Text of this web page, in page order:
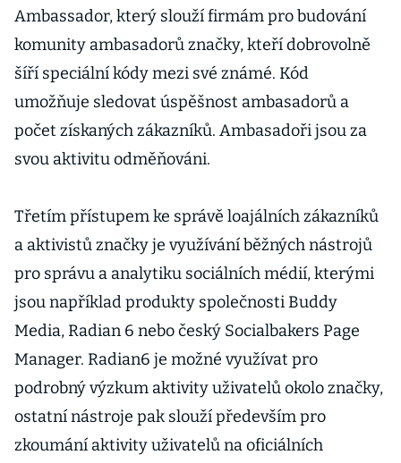
Ambassador, který slouží firmám pro budování
komunity ambasadorů značky, kteří dobrovolně
šíří speciální kódy mezi své známé. Kód
umožňuje sledovat úspěšnost ambasadorů a
počet získaných zákazníků. Ambasadoři jsou za
svou aktivitu odměňováni.
Třetím přístupem ke správě loajálních zákazníků
a aktivistů značky je využívání běžných nástrojů
pro správu a analytiku sociálních médií, kterými
jsou například produkty společnosti Buddy
Media, Radian 6 nebo český Socialbakers Page
Manager. Radian6 je možné využívat pro
podrobný výzkum aktivity uživatelů okolo značky,
ostatní nástroje pak slouží především pro
zkoumání aktivity uživatelů na oficiálních